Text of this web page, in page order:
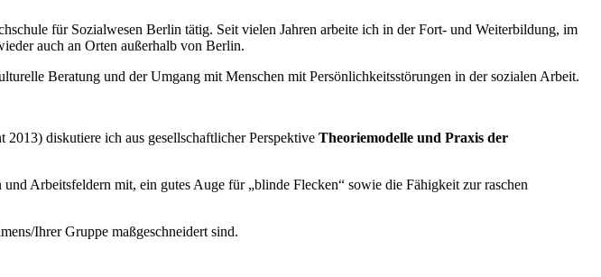
für Sozialwesen Berlin tätig. Seit vielen Jahren arbeite ich in der Fort- und Weiterbildung, im
auch an Orten außerhalb von Berlin.
Beratung und der Umgang mit Menschen mit Persönlichkeitsstörungen in der sozialen Arbeit.
diskutiere ich aus gesellschaftlicher Perspektive Theoriemodelle und Praxis der
Arbeitsfeldern mit, ein gutes Auge für „blinde Flecken“ sowie die Fähigkeit zur raschen
Ihrer Gruppe maßgeschneidert sind.